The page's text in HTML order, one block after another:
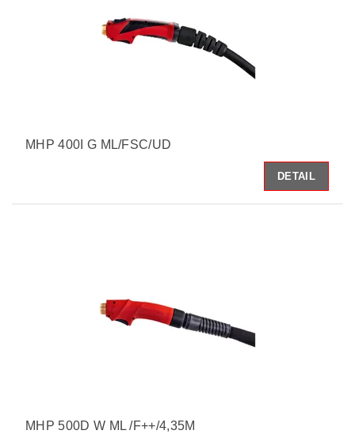
MHP 400I G ML/FSC/UD
DETAIL
MHP 500D W ML /F++/4,35M